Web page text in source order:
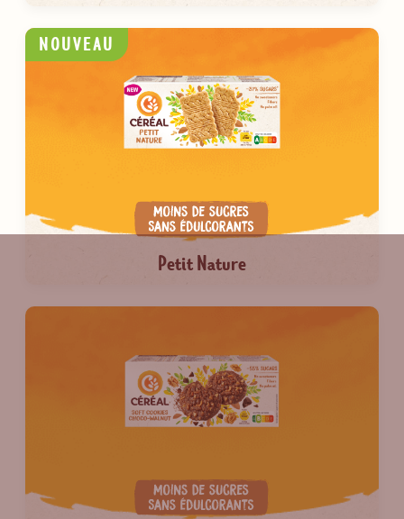
NOUVEAU
Petit Nature